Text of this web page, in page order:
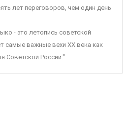
лет переговоров, чем один день
- это летопись советской
самые важные вехи XX века как
Советской России."